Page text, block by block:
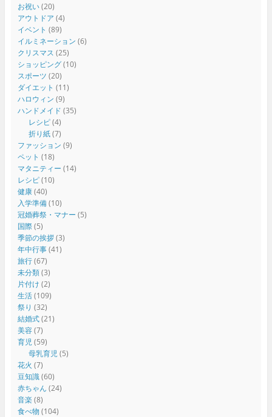
お祝い(20)
アウトドア (4)
イベント (89)
イルミネーション (6)
クリスマス (25)
ショッピング(10)
スポーツ (20)
ダイエット (11)
ハロウィン (9)
ハンドメイド (35)
レシピ(4)
折り紙(7)
ファッション (9)
ペット (18)
マタニティー (14)
レシピ(10)
健康(40)
入学準備(10)
冠婚葬祭・マナー (5)
国際(5)
季節の挨拶(3)
年中行事(41)
旅行(67)
未分類(3)
片付け (2)
生活(109)
祭り (32)
結婚式(21)
美容(7)
育児(59)
母乳育児(5)
花火 (7)
豆知識(60)
赤ちゃん (24)
音楽 (8)
食べ物 (104)